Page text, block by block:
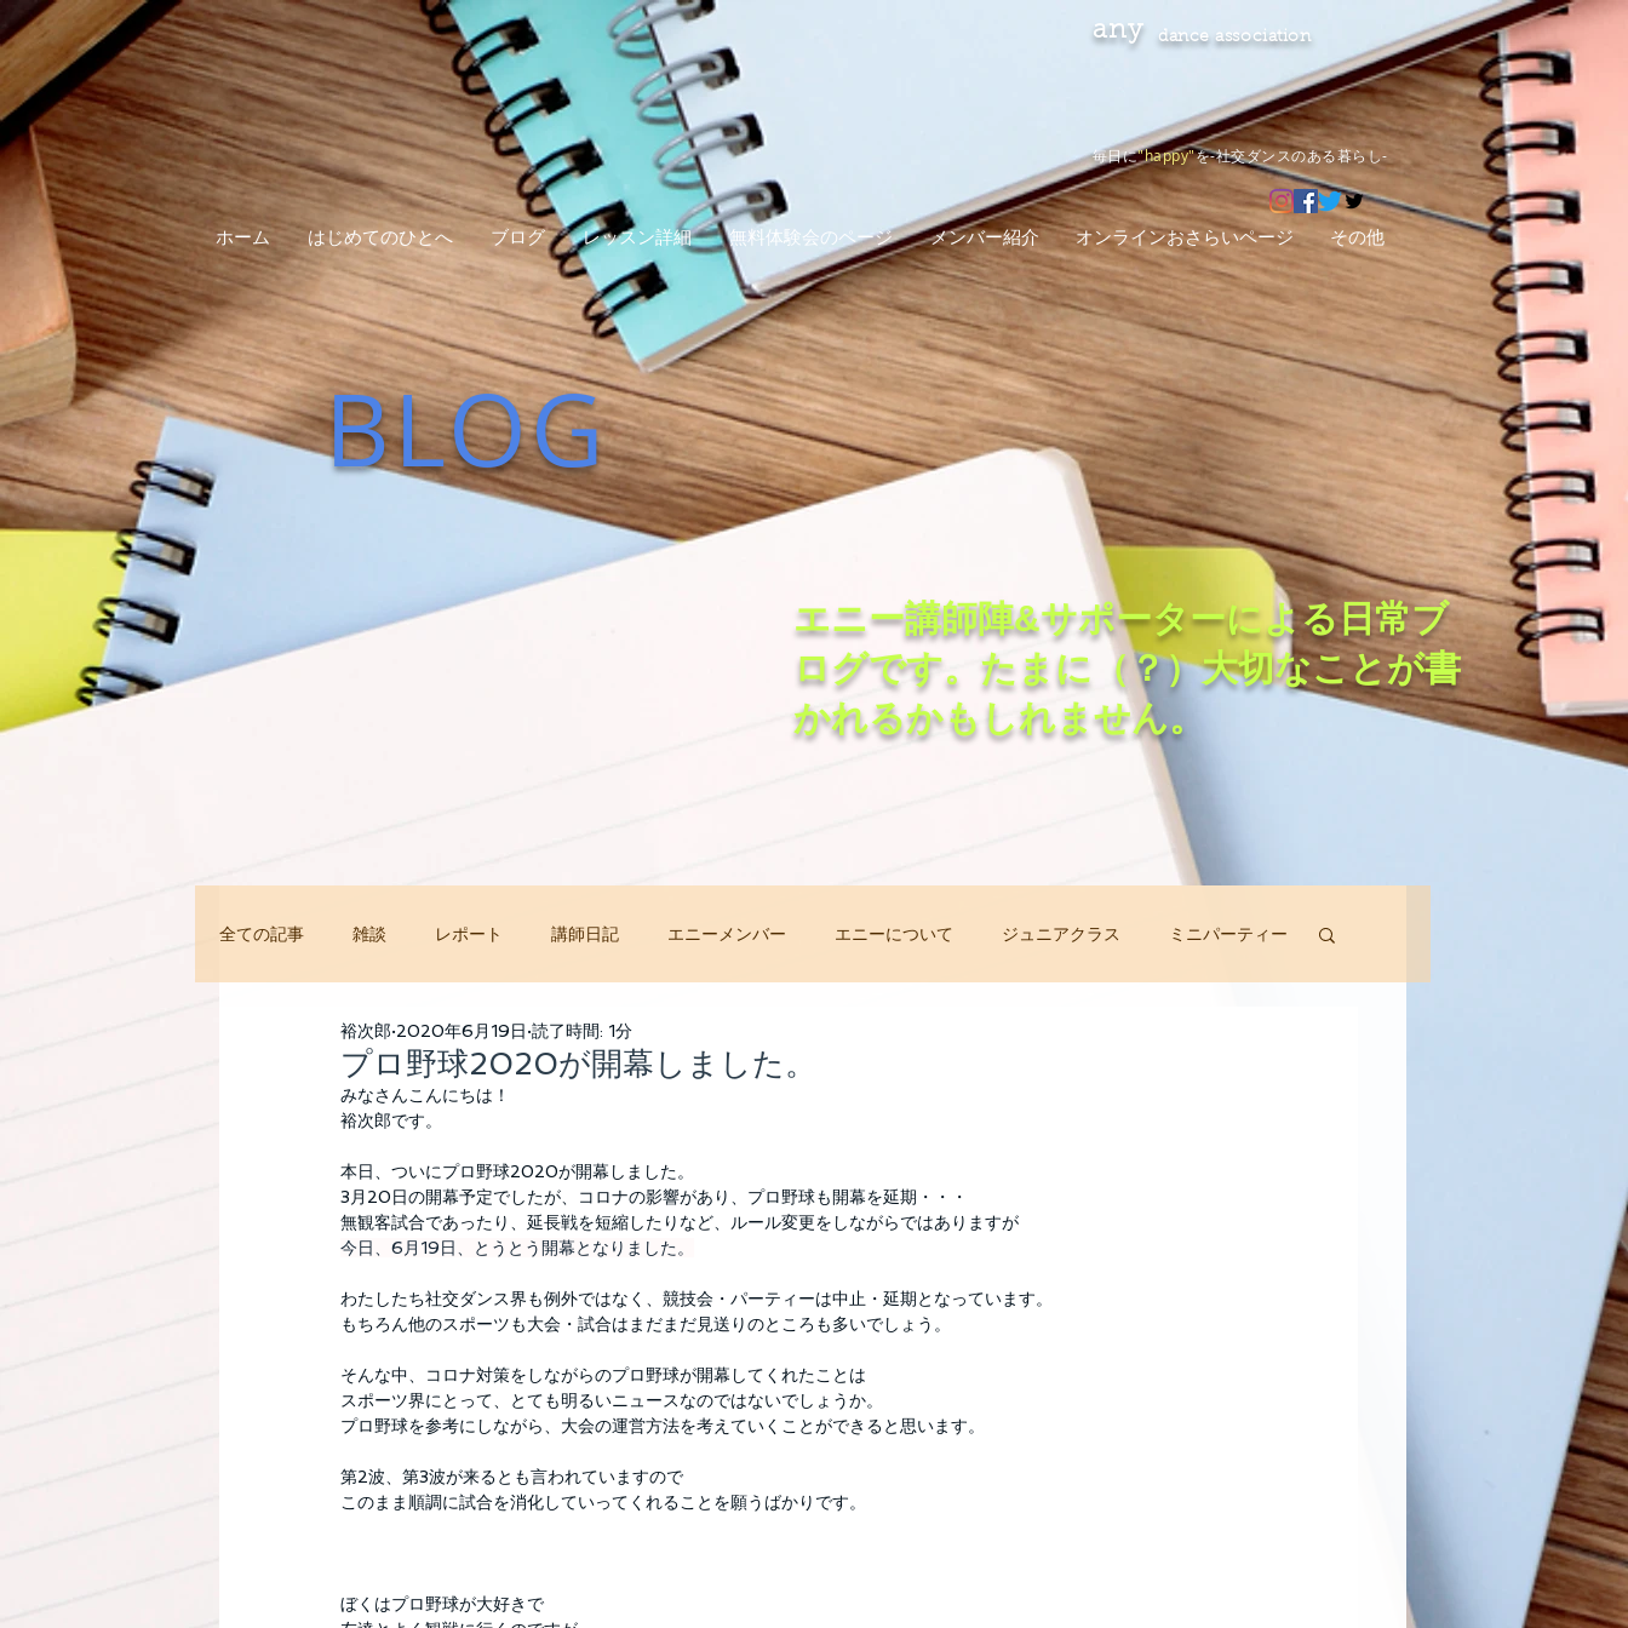
any dance association
毎日に"happy"を-社交ダンスのある暮らし-
ホーム はじめてのひとへ ブログ レッスン詳細 無料体験会のページ メンバー紹介 オンラインおさらいページ その他
BLOG
エニー講師陣&サポーターによる日常ブ
ログです。たまに（？）大切なことが書
かれるかもしれません。
全ての記事 雑談 レポート 講師日記 エニーメンバー エニーについて ジュニアクラス ミニパーティー
今すぐ始める コミュニティ 非常事態オンラインレッスン
プロ野球2020が開幕しました。
裕次郎 2020年6月19日 読了時間: 1分
みなさんこんにちは！
裕次郎です。
本日、ついにプロ野球2020が開幕しました。
3月20日の開幕予定でしたが、コロナの影響があり、プロ野球も開幕を延期・・・
無観客試合であったり、延長戦を短縮したりなど、ルール変更をしながらではありますが
今日、6月19日、とうとう開幕となりました。
わたしたち社交ダンス界も例外ではなく、競技会・パーティーは中止・延期となっています。
もちろん他のスポーツも大会・試合はまだまだ見送りのところも多いでしょう。
そんな中、コロナ対策をしながらのプロ野球が開幕してくれたことは
スポーツ界にとって、とても明るいニュースなのではないでしょうか。
プロ野球を参考にしながら、大会の運営方法を考えていくことができると思います。
第2波、第3波が来るとも言われていますので
このまま順調に試合を消化していってくれることを願うばかりです。
ぼくはプロ野球が大好きで